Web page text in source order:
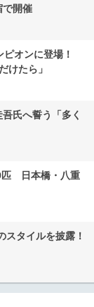
で開催
オンに登場！
けたら」
氏へ誓う「多く
匹 日本橋・八重
スタイルを披露！